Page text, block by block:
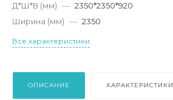
Д*Ш*В (мм) — 2350*2350*920
Ширина (мм) — 2350
Все характеристики
ОПИСАНИЕ ХАРАКТЕРИСТИКИ